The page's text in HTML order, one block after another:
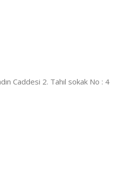
Caddesi 2. Tahıl sokak No : 4